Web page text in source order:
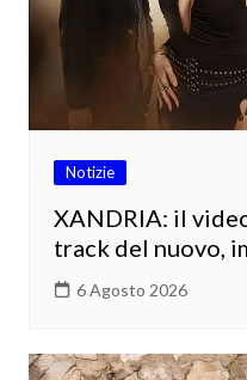
Notizie
XANDRIA: il
track del nuovo,
6 Agosto 2026